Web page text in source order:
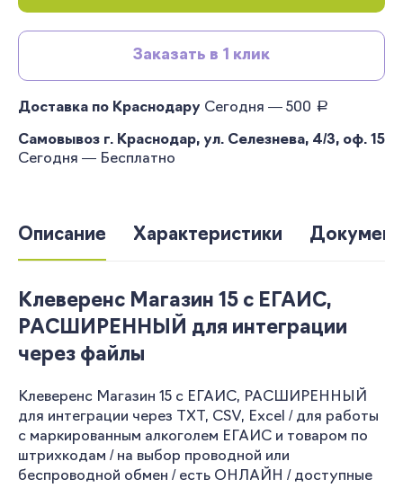
Заказать в 1 клик
Доставка по Краснодару Сегодня — 500 руб.
Самовывоз г. Краснодар, ул. Селезнева, 4/3, оф. 15
Сегодня — Бесплатно
Описание Характеристики
Клеверенс Магазин 15 с ЕГАИС,
РАСШИРЕННЫЙ для интеграции
через файлы
Клеверенс Магазин 15 с ЕГАИС, РАСШИРЕННЫЙ
для интеграции через TXT, CSV, Excel / для работы
с маркированным алкоголем ЕГАИС и товаром по
штрихкодам / на выбор проводной или
беспроводной обмен / есть ОНЛАЙН / доступные